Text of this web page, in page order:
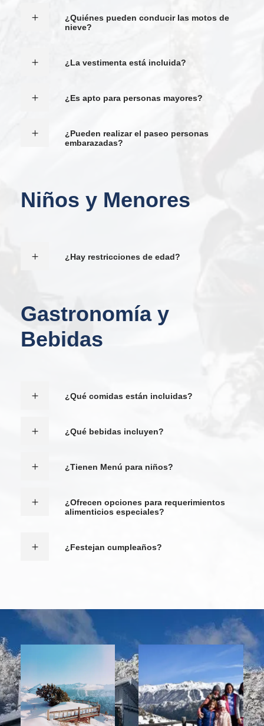
¿Quiénes pueden conducir las motos de
nieve?
¿La vestimenta está incluida?
¿Es apto para personas mayores?
¿Pueden realizar el paseo personas
embarazadas?
Niños y Menores
¿Hay restricciones de edad?
Gastronomía y
Bebidas
¿Qué comidas están incluidas?
¿Qué bebidas incluyen?
¿Tienen Menú para niños?
¿Ofrecen opciones para requerimientos
alimenticios especiales?
¿Festejan cumpleaños?